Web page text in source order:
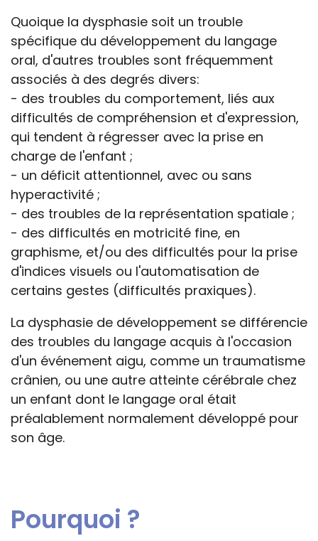
Quoique la dysphasie soit un trouble
spécifique du développement du langage
oral, d'autres troubles sont fréquemment
associés à des degrés divers:
- des troubles du comportement, liés aux
difficultés de compréhension et d'expression,
qui tendent à régresser avec la prise en
charge de l'enfant ;
- un déficit attentionnel, avec ou sans
hyperactivité ;
- des troubles de la représentation spatiale ;
- des difficultés en motricité fine, en
graphisme, et/ou des difficultés pour la prise
d'indices visuels ou l'automatisation de
certains gestes (difficultés praxiques).
La dysphasie de développement se différencie
des troubles du langage acquis à l'occasion
d'un événement aigu, comme un traumatisme
crânien, ou une autre atteinte cérébrale chez
un enfant dont le langage oral était
préalablement normalement développé pour
son âge.
Pourquoi ?